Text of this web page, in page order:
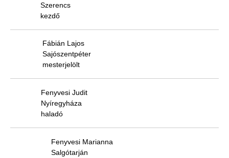
Szerencs
kezdő
Fábián Lajos
Sajószentpéter
mesterjelölt
Fenyvesi Judit
Nyíregyháza
haladó
Fenyvesi Marianna
Salgótarján